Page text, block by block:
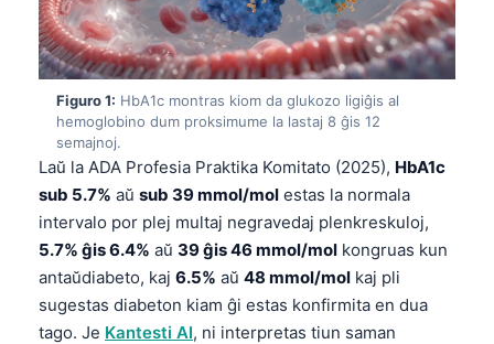
Figuro 1: HbA1c montras kiom da glukozo ligiĝis al
hemoglobino dum proksimume la lastaj 8 ĝis 12
semajnoj.
Laŭ la ADA Profesia Praktika Komitato (2025), HbA1c
sub 5.7% aŭ sub 39 mmol/mol estas la normala
intervalo por plej multaj negravedaj plenkreskuloj,
5.7% ĝis 6.4% aŭ 39 ĝis 46 mmol/mol kongruas kun
antaŭdiabeto, kaj 6.5% aŭ 48 mmol/mol kaj pli
sugestas diabeton kiam ĝi estas konfirmita en dua
tago. Je Kantesti AI, ni interpretas tiun saman